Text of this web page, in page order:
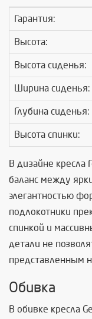
Гарантия:
Высота:
Высота сиденья:
Ширина сиденья:
Глубина сиденья:
Высота спинки:
В дизайне кресла
баланс между
элегантностью
подлокотники
спинкой и
детали не
представленным
Обивка
В обивке кресла